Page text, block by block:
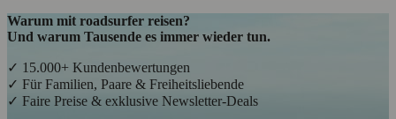
Warum mit roadsurfer reisen?
Und warum Tausende es immer wieder tun.
✓ 15.000+ Kundenbewertungen
✓ Für Familien, Paare & Freiheitsliebende
✓ Faire Preise & exklusive Newsletter-Deals